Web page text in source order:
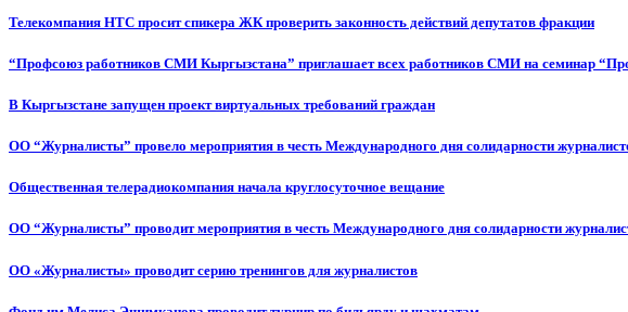
Телекомпания НТС просит спикера ЖК проверить законность действий депутатов фракции
“Профсоюз работников СМИ Кыргызстана” приглашает всех работников СМИ на семинар
В Кыргызстане запущен проект виртуальных требований граждан
ОО “Журналисты” провело мероприятия в честь Международного дня солидарности
Общественная телерадиокомпания начала круглосуточное вещание
ОО “Журналисты” проводит мероприятия в честь Международного дня солидарности
ОО «Журналисты» проводит серию тренингов для журналистов